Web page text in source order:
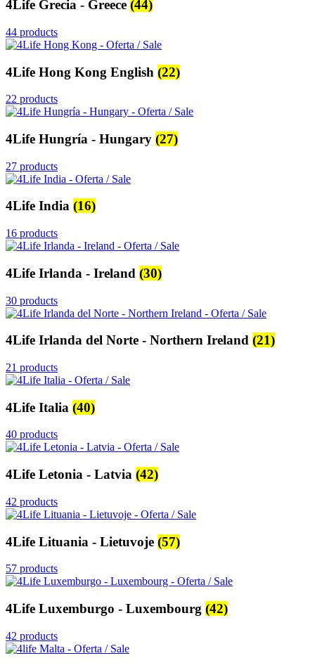
4Life Grecia - Greece (44)
44 products
4Life Hong Kong English (22)
22 products
4Life Hungría - Hungary (27)
27 products
4Life India (16)
16 products
4Life Irlanda - Ireland (30)
30 products
4Life Irlanda del Norte - Northern Ireland (21)
21 products
4Life Italia (40)
40 products
4Life Letonia - Latvia (42)
42 products
4Life Lituania - Lietuvoje (57)
57 products
4Life Luxemburgo - Luxembourg (42)
42 products